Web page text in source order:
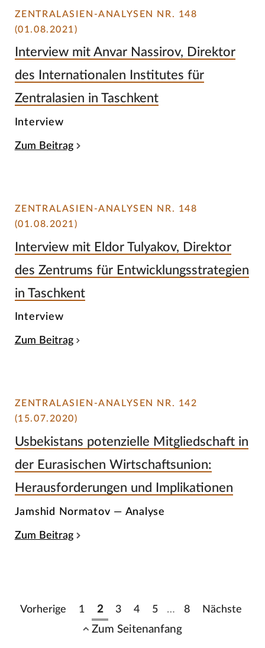
ZENTRALASIEN-ANALYSEN NR. 148
(01.08.2021)
Interview mit Anvar Nassirov, Direktor
des Internationalen Institutes für
Zentralasien in Taschkent
Interview
Zum Beitrag
ZENTRALASIEN-ANALYSEN NR. 148
(01.08.2021)
Interview mit Eldor Tulyakov, Direktor
des Zentrums für Entwicklungsstrategien
in Taschkent
Interview
Zum Beitrag
ZENTRALASIEN-ANALYSEN NR. 142
(15.07.2020)
Usbekistans potenzielle Mitgliedschaft in
der Eurasischen Wirtschaftsunion:
Herausforderungen und Implikationen
Jamshid Normatov — Analyse
Zum Beitrag
Vorherige 1 2 3 4 5 … 8 Nächste
Zum Seitenanfang